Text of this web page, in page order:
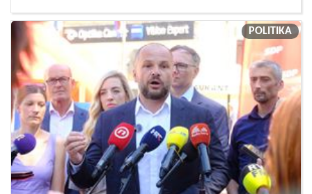
POLITIKA